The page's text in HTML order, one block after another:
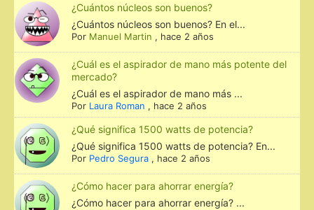
¿Cuántos núcleos son buenos?
¿Cuántos núcleos son buenos? En el...
Por Manuel Martin , hace 2 años
¿Cuál es el aspirador de mano más potente del
mercado?
¿Cuál es el aspirador de mano más ...
Por Laura Roman , hace 2 años
¿Qué significa 1500 watts de potencia?
¿Qué significa 1500 watts de potencia? En...
Por Pedro Segura , hace 2 años
¿Cómo hacer para ahorrar energía?
¿Cómo hacer para ahorrar energía? ...